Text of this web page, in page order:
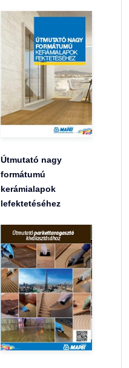
Útmutató nagy
formátumú
kerámialapok
lefektetéséhez